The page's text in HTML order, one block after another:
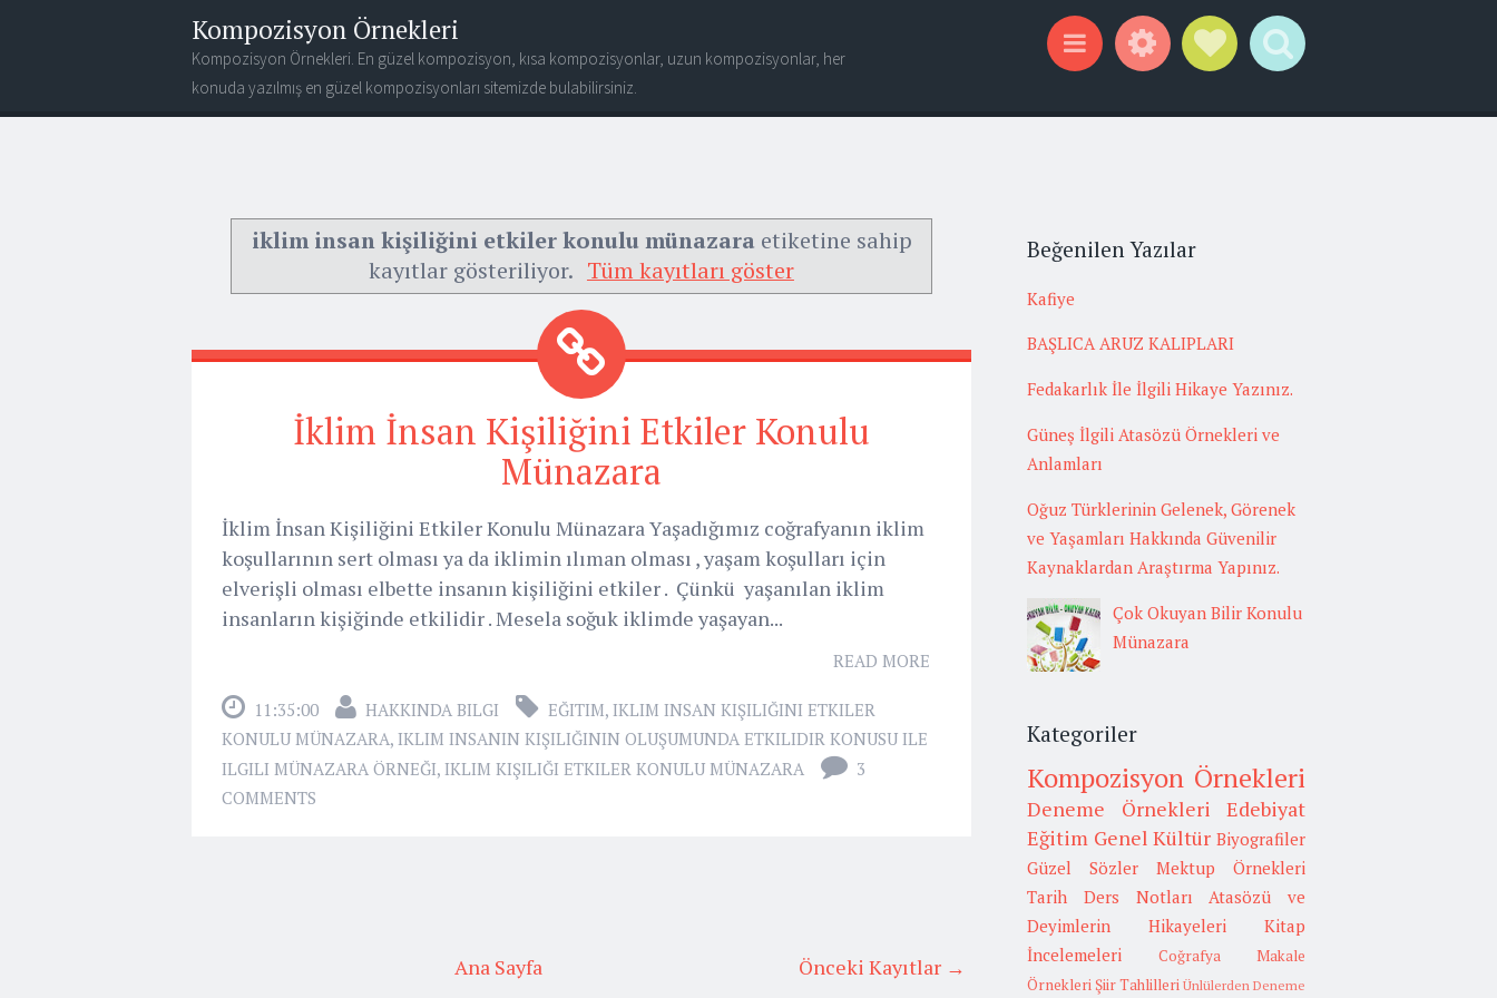
Kompozisyon Örnekleri
Kompozisyon Örnekleri. En güzel kompozisyon, kısa kompozisyonlar, uzun kompozisyonlar, her
konuda yazılmış en güzel kompozisyonları sitemizde bulabilirsiniz.
iklim insan kişiliğini etkiler konulu münazara etiketine sahip
kayıtlar gösteriliyor. Tüm kayıtları göster
İklim İnsan Kişiliğini Etkiler Konulu
Münazara
İklim İnsan Kişiliğini Etkiler Konulu Münazara Yaşadığımız coğrafyanın iklim
koşullarının sert olması ya da iklimin ılıman olması , yaşam koşulları için
elverişli olması elbette insanın kişiliğini etkiler . Çünkü yaşanılan iklim
insanların kişiğinde etkilidir . Mesela soğuk iklimde yaşayan...
READ MORE
11:35:00 HAKKINDA BILGI EĞITIM, IKLIM INSAN KIŞILIĞINI ETKILER
KONULU MÜNAZARA, IKLIM INSANIN KIŞILIĞININ OLUŞUMUNDA ETKILIDIR KONUSU ILE
ILGILI MÜNAZARA ÖRNEĞI, IKLIM KIŞILIĞI ETKILER KONULU MÜNAZARA
3
COMMENTS
Önceki Kayıtlar →
Ana Sayfa
Beğenilen Yazılar
Kafiye
BAŞLICA ARUZ KALIPLARI
Fedakarlık İle İlgili Hikaye Yazınız.
Güneş İlgili Atasözü Örnekleri ve
Anlamları
Oğuz Türklerinin Gelenek, Görenek
ve Yaşamları Hakkında Güvenilir
Kaynaklardan Araştırma Yapınız.
Çok Okuyan Bilir Konulu
Münazara
Kategoriler
Kompozisyon Örnekleri
Deneme Örnekleri
Edebiyat
Eğitim Genel Kültür Biyografiler
Güzel Sözler
Mektup Örnekleri
Tarih
Ders Notları
Atasözü ve
Deyimlerin Hikayeleri
Kitap
İncelemeleri
Coğrafya
Makale
Örnekleri Şiir Tahlilleri Ünlülerden Deneme